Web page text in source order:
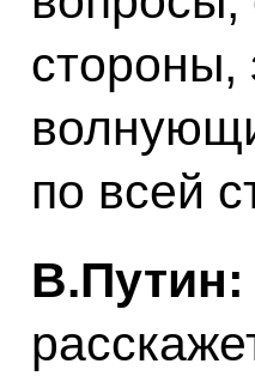
стороны,
по всей
В.Путин: